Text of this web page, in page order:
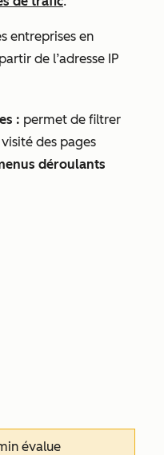
entreprises en
de l’adresse IP
: permet de filtrer
des pages
déroulants
évalue